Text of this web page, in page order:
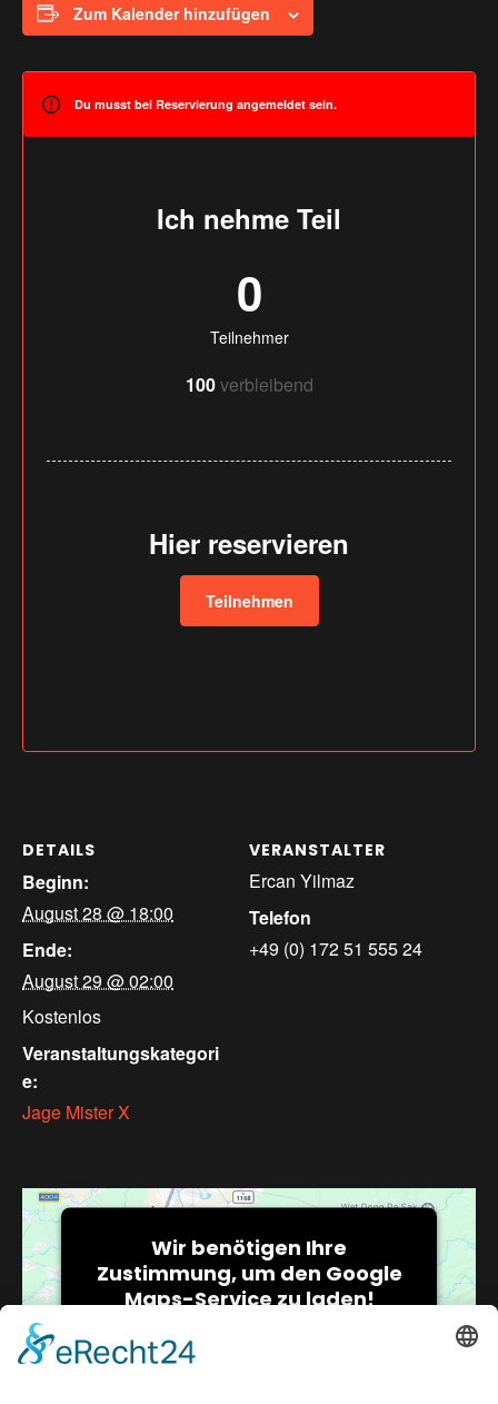
Zum Kalender hinzufügen
DETAILS
Beginn:
August 28 @ 18:00
Ende:
August 29 @ 02:00
Kostenlos
Veranstaltungskategori
e:
Jage Mister X
VERANSTALTER
Ercan Yilmaz
Telefon
+49 (0) 172 51 555 24
Wir benötigen Ihre
Zustimmung, um den Google
Maps-Service zu laden!
Wir verwenden einen Service eines
Du musst bei Reservierung angemeldet sein.
Ich nehme Teil
0
Teilnehmer
100verbleibend
Hier reservieren
Teilnehmen